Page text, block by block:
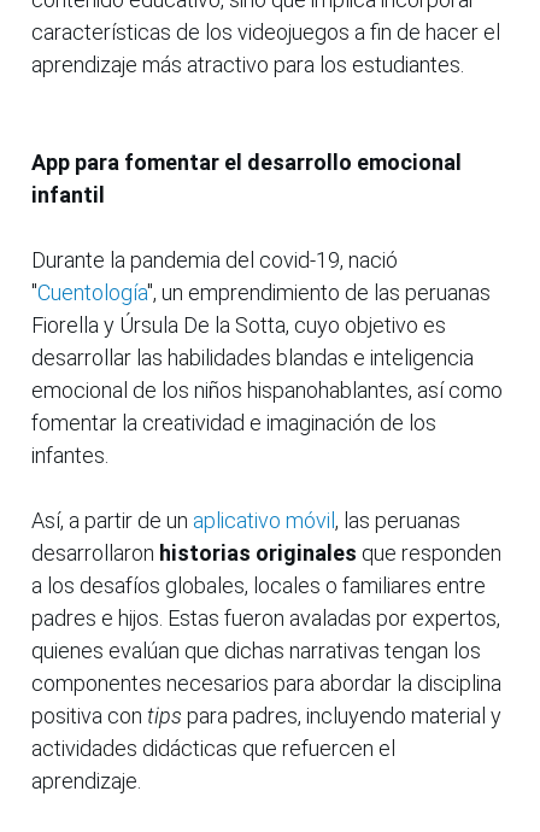
características de los videojuegos a fin de hacer el
aprendizaje más atractivo para los estudiantes.
App para fomentar el desarrollo emocional
infantil
Durante la pandemia del covid-19, nació
"Cuentología", un emprendimiento de las peruanas
Fiorella y Úrsula De la Sotta, cuyo objetivo es
desarrollar las habilidades blandas e inteligencia
emocional de los niños hispanohablantes, así como
fomentar la creatividad e imaginación de los
infantes.
Así, a partir de un aplicativo móvil , las peruanas
desarrollaron historias originales que responden
a los desafíos globales, locales o familiares entre
padres e hijos. Estas fueron avaladas por expertos,
quienes evalúan que dichas narrativas tengan los
componentes necesarios para abordar la disciplina
positiva con tips para padres, incluyendo material y
actividades didácticas que refuercen el
aprendizaje.